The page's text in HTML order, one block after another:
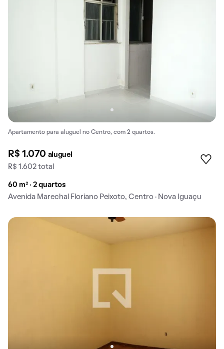
Apartamento para aluguel no Centro, com 2 quartos.
R$ 1.070 aluguel
R$ 1.602 total
60 m² · 2 quartos
Avenida Marechal Floriano Peixoto, Centro · Nova Iguaçu